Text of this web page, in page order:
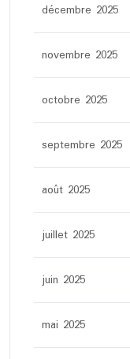
décembre 2025
novembre 2025
octobre 2025
septembre 2025
août 2025
juillet 2025
juin 2025
mai 2025